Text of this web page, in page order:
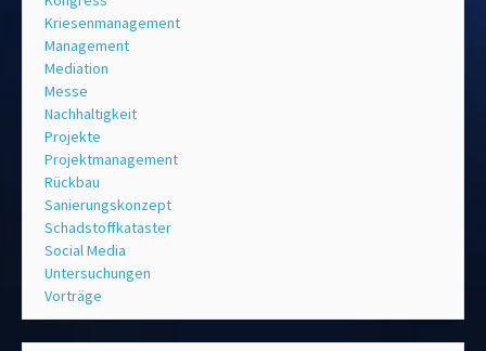
Kriesenmanagement
Management
Mediation
Messe
Nachhaltigkeit
Projekte
Projektmanagement
Rückbau
Sanierungskonzept
Schadstoffkataster
Social Media
Untersuchungen
Vorträge